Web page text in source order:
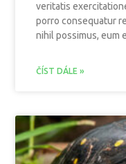
veritatis
porro consequatur
nihil possimus, eum
ČÍST DÁLE »